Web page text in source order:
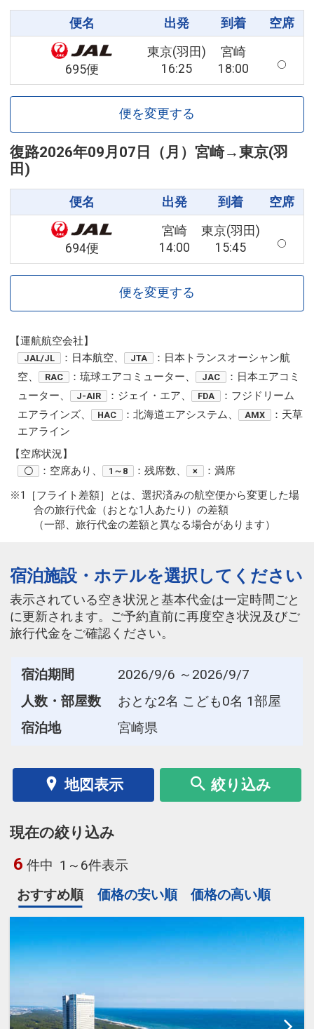
便名 出発 到着 空席
695便
東京(羽田)
16:25
宮崎
18:00
便を変更する
復路2026年09月07日（月） 宮崎→東京(羽
田)
便名 出発 到着 空席
694便
宮崎
14:00
東京(羽田)
15:45
便を変更する
【運航航空会社】
JAL/JL ：日本航空、 JTA
：日本トランスオーシャン航
空、
RAC ：琉球エアコミューター、 JAC
：日本エアコミ
ューター、
J-AIR ：ジェイ・エア、 FDA
：フジドリーム
エアラインズ、
HAC ：北海道エアシステム、 AMX
：天草
エアライン
【空席状況】
〇 ：空席あり、 1～8 ：残席数、 ×
：満席
※1［フライト差額］とは、選択済みの航空便から変更した場
合の旅行代金（おとな1人あたり）の差額
（一部、旅行代金の差額と異なる場合があります）
宿泊施設・ホテルを選択してください
表示されている空き状況と基本代金は一定時間ごと
に更新されます。ご予約直前に再度空き状況及びご
旅行代金をご確認ください。
宿泊期間
2026/9/6 ～2026/9/7
人数・部屋数
おとな2名 こども0名 1部屋
宿泊地
宮崎県
地図表示 絞り込み
現在の絞り込み
6 件中 1～6件表示
おすすめ順
価格の安い順 価格の高い順